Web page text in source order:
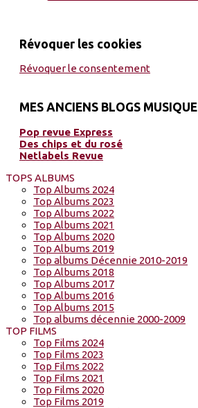
Révoquer les cookies
Révoquer le consentement
MES ANCIENS BLOGS MUSIQUE
Pop revue Express
Des chips et du rosé
Netlabels Revue
TOPS ALBUMS
Top Albums 2024
Top Albums 2023
Top Albums 2022
Top Albums 2021
Top Albums 2020
Top Albums 2019
Top albums Décennie 2010-2019
Top Albums 2018
Top Albums 2017
Top Albums 2016
Top Albums 2015
Top albums décennie 2000-2009
TOP FILMS
Top Films 2024
Top Films 2023
Top Films 2022
Top Films 2021
Top Films 2020
Top Films 2019